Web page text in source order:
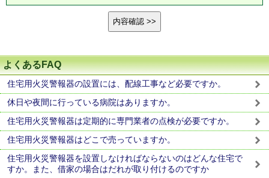
よくあるFAQ
住宅用火災警報器の設置には、配線工事など必要ですか。
休日や夜間に行っている病院はありますか。
住宅用火災警報器は定期的に専門業者の点検が必要ですか。
住宅用火災警報器はどこで売っていますか。
住宅用火災警報器を設置しなければならないのはどんな住宅で
すか。また、借家の場合はだれが取り付けるのですか